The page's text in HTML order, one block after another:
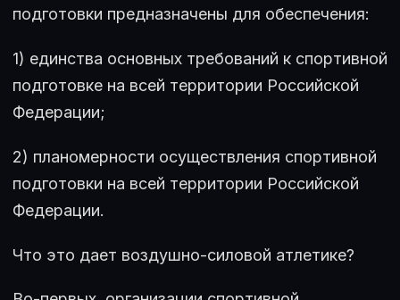
подготовки предназначены для обеспечения:
1) единства основных требований к спортивной
подготовке на всей территории Российской
Федерации;
2) планомерности осуществления спортивной
подготовки на всей территории Российской
Федерации.
Что это дает воздушно-силовой атлетике?